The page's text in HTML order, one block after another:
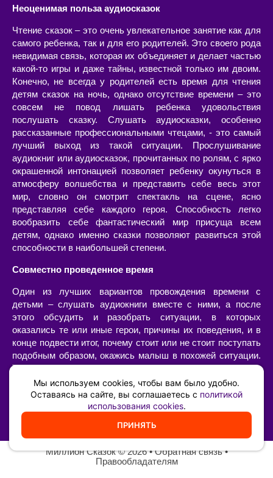
Неоценимая польза аудиосказок
Чтение сказок – это очень увлекательное занятие как для
самого ребенка, так и для его родителей. Это своего рода
невидимая связь, которая их объединяет и делает частью
какой-то игры и даже тайны, известной только им двоим.
Конечно, не всегда у родителей есть время для чтения
детям сказок на ночь, однако отсутствие времени – это
совсем не повод лишать ребенка удовольствия
послушать сказку. Слушать аудиосказки, особенно
рассказанные профессиональными чтецами, - это самый
лучший выход из такой ситуации. Прослушивание
аудиокниг или аудиосказок, прочитанных по ролям, с ярко
окрашенной интонацией позволяет ребенку окунуться в
атмосферу волшебства и представить себе весь этот
мир, словно он смотрит спектакль на сцене, ясно
представляя себе каждого героя. Способность легко
вообразить себе фантастический мир присуща всем
детям, однако именно сказки позволяют развиться этой
способности в наибольшей степени.
Совместно проведенное время
Один из лучших вариантов провождения времени с
детьми – слушать аудиокниги вместе с ними, а после
этого обсудить и разобрать ситуации, в которых
оказались те или иные герои, причины их поведения, и в
конце подвести итог, почему стоит или не стоит поступать
подобным образом, окажись малыш в похожей ситуации.
Такой «разбор» очень интересен сам по себе, позволяет
наладить диалог с ребенком, а также он имеет огромную
воспитательную ценность – возможность ненавязчиво,
иногда в игровой форме, указать на самые главные
жизненные принципы и ценности.
Миллион Сказок©️ 2026 •Обратная связь•
Правообладателям
Мы используем cookies, чтобы вам было удобно.
Оставаясь на сайте, вы соглашаетесь с политикой
использования cookies.
ПРИНЯТЬ